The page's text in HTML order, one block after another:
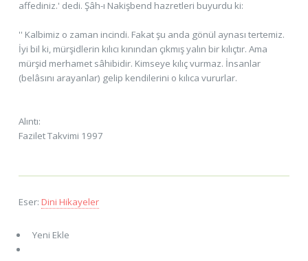
affediniz.' dedi. Şâh-ı Nakişbend hazretleri buyurdu ki:
'' Kalbimiz o zaman incindi. Fakat şu anda gönül aynası tertemiz.
İyi bil ki, mürşidlerin kılıcı kınından çıkmış yalın bir kılıçtır. Ama
mürşid merhamet sâhibidir. Kimseye kılıç vurmaz. İnsanlar
(belâsını arayanlar) gelip kendilerini o kılıca vururlar.
Alıntı:
Fazilet Takvimi 1997
Eser: Dini Hikayeler
Yeni Ekle